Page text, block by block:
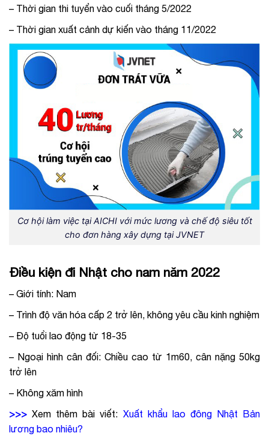
– Thời gian thi tuyển vào cuối tháng 5/2022
– Thời gian xuất cảnh dự kiến vào tháng 11/2022
Cơ hội làm việc tại AICHI với mức lương và chế độ siêu tốt
cho đơn hàng xây dựng tại JVNET
Điều kiện đi Nhật cho nam năm 2022
– Giới tính: Nam
– Trình độ văn hóa cấp 2 trở lên, không yêu cầu kinh nghiệm
– Độ tuổi lao động từ 18-35
– Ngoại hình cân đối: Chiều cao từ 1m60, cân nặng 50kg
trở lên
– Không xăm hình
>>> Xem thêm bài viết: Xuất khẩu lao đông Nhật Bản
lương bao nhiêu?